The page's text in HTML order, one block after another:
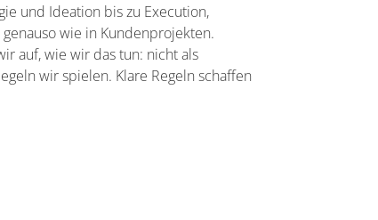
und Ideation bis zu Execution,
wie in Kundenprojekten.
auf, wie wir das tun: nicht als
wir spielen. Klare Regeln schaffen